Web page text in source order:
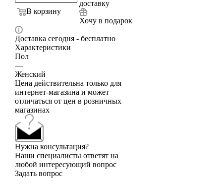
В корзину
доставку
Хочу в подарок
Доставка сегодня - бесплатно
Характеристики
Пол
—
Женский
Цена действительна только для
интернет-магазина и может
отличаться от цен в розничных
магазинах
Нужна консультация?
Наши специалисты ответят на
любой интересующий вопрос
Задать вопрос